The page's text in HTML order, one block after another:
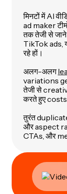
मिनटों में AI
ad maker
तक तेजी से
TikTok ads,
रहे हों।
अलग-अलग
variations
तेजी से
करते हुए
तुरंत
और aspect
CTAs, और